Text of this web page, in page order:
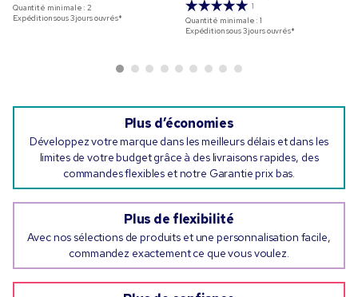
Quantité minimale :2
Expédition sous 3 jours ouvrés*
1
Quantité minimale :1
Expédition sous 3 jours ouvrés*
Plus d’économies
Développez votre marque dans les meilleurs délais et dans les
limites de votre budget grâce à des livraisons rapides, des
commandes flexibles et notre Garantie prix bas.
Plus de flexibilité
Avec nos sélections de produits et une personnalisation facile,
commandez exactement ce que vous voulez.